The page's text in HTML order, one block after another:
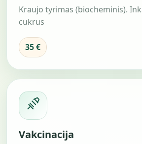
Kraujo tyrimas (biocheminis).
cukrus
35 €
Vakcinacija